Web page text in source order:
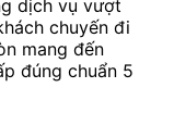
dịch vụ vượt
chuyến đi
mang đến
đúng chuẩn 5